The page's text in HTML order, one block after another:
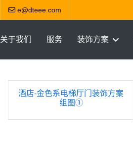
e@dteee.com
关于我们 服务 装饰方案
酒店-金色系电梯厅门装饰方案
组图①